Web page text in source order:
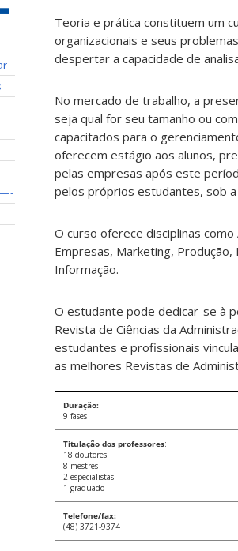
Teoria e prática constituem um
organizacionais e seus
despertar a capacidade de
No mercado de trabalho, a
seja qual for seu tamanho ou
capacitados para o
oferecem estágio aos alunos,
pelas empresas após este
pelos próprios estudantes, sob
O curso oferece disciplinas
Empresas, Marketing,
Informação.
O estudante pode dedicar-se à
Revista de Ciências da
estudantes e profissionais
as melhores Revistas de
Duração:
9 fases
Titulação dos professores:
18 doutores
8 mestres
2 especialistas
1 graduado
Telefone/fax:
(48) 3721-9374